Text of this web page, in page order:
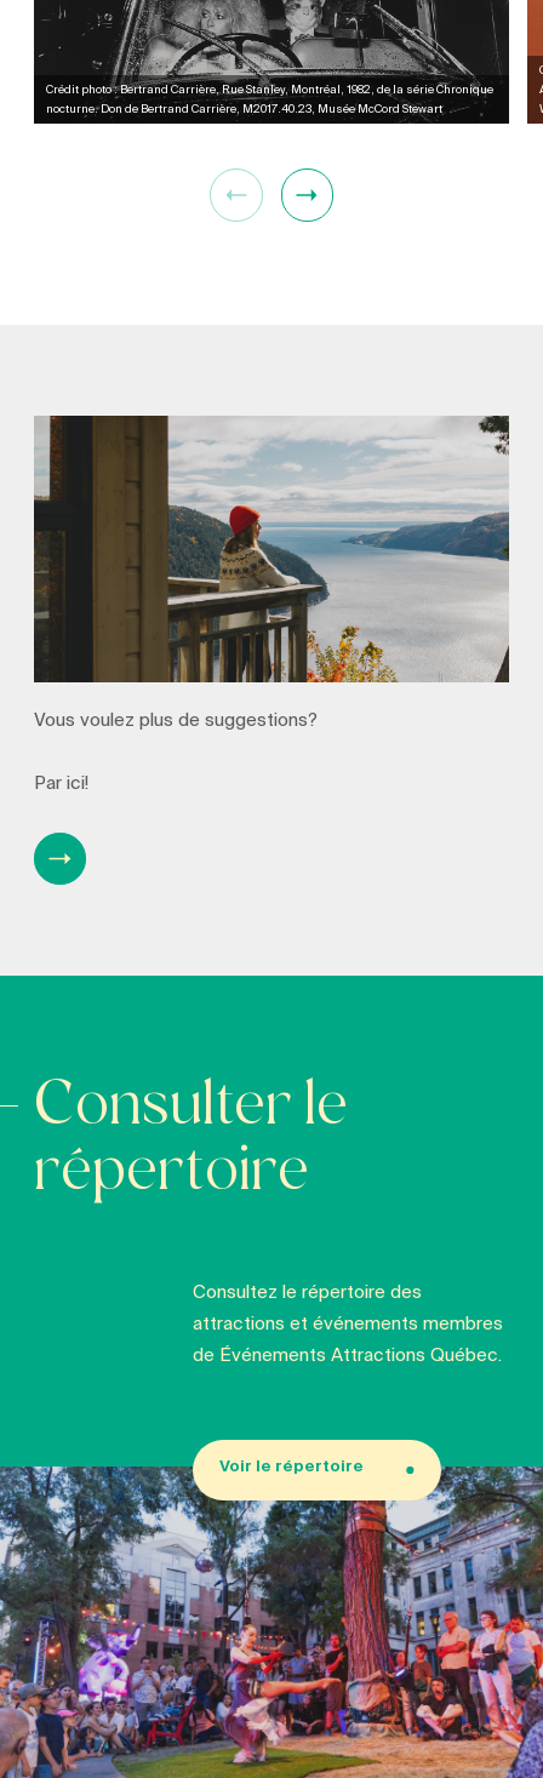
Crédit photo : Bertrand Carrière, Rue Stanley, Montréal, 1982, de la série Chronique
nocturne. Don de Bertrand Carrière, M2017.40.23, Musée McCord Stewart
Vous voulez plus de suggestions?
Par ici!
Consulter le
répertoire
Consultez le répertoire des
attractions et événements membres
de Événements Attractions Québec.
Voir le répertoire